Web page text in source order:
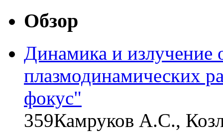
Обзор
Динамика и
плазмодинамических
фокус"
359Камруков А.С.,